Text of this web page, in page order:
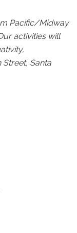
Pacific/Midway
activities will
Street, Santa